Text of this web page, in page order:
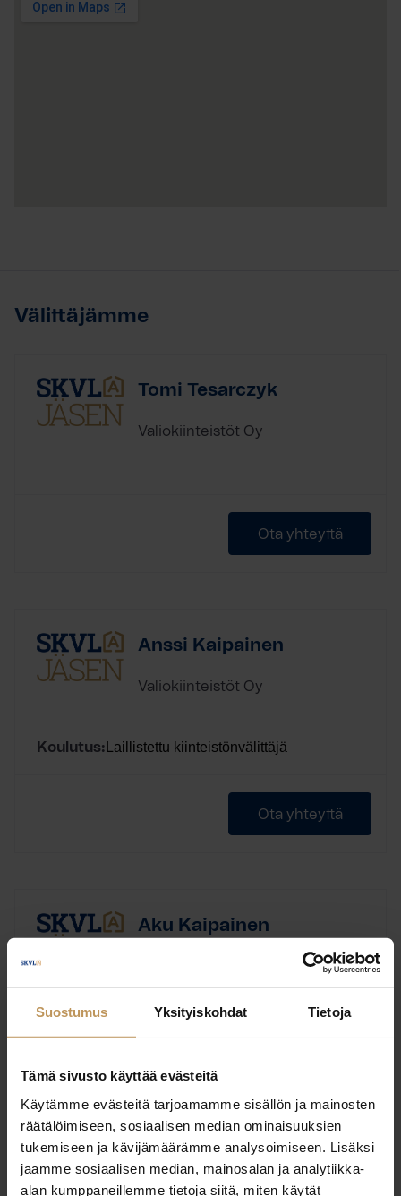
Suostumus Yksityiskohdat Tietoja
Tämä sivusto käyttää evästeitä
Käytämme evästeitä tarjoamamme sisällön ja mainosten
räätälöimiseen, sosiaalisen median ominaisuuksien
tukemiseen ja kävijämäärämme analysoimiseen. Lisäksi
jaamme sosiaalisen median, mainosalan ja analytiikka-
alan kumppaneillemme tietoja siitä, miten käytät
Välittäjämme
Tomi Tesarczyk
Valiokiinteistöt Oy
Ota yhteyttä
Anssi Kaipainen
Valiokiinteistöt Oy
Koulutus: Laillistettu kiinteistönvälittäjä
Ota yhteyttä
Aku Kaipainen
Ota yhteyttä